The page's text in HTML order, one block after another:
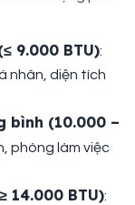
9.000 BTU):
nhân, diện tích
bình (10.000 –
phòng làm việc
14.000 BTU):